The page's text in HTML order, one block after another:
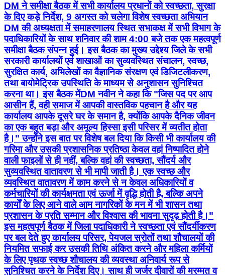
DM ने समीक्षा बैठक में सभी कार्यालय प्रधानों को स्वच्छता, सुरक्षा
के दिए कड़े निर्देश, 9 अगस्त को चलेगा विशेष स्वच्छता अभियान
DM की अध्यक्षता में समाहरणालय स्थित सभाकक्ष में सभी विभाग के
पदाधिकारियों के साथ शनिवार की शाम 4:00 बजे तक एक महत्वपूर्ण
समीक्षा बैठक संपन्न हुई। इस बैठक का मुख्य उद्देश्य जिले के सभी
सरकारी कार्यालयों एवं शाखाओं का सुव्यवस्थित संचालन, स्वच्छ,
सुरक्षित कार्य, अभिलेखों का वैज्ञानिक संरक्षण एवं डिजिटलीकरण,
तथा बायोमेट्रिक उपस्थिति के माध्यम से अनुशासन सुनिश्चित
करना था। इस बैठक मेंDM नवीन ने कहा कि "जिस पद पर आप
आसीन हैं, वही समाज में आपकी वास्तविक पहचान है और यह
कार्यालय आपके दूसरे घर के समान है, क्योंकि आपके दैनिक जीवन
का एक बहुत बड़ा और अमूल्य हिस्सा इसी परिसर में व्यतीत होता
है।" उन्होंने इस बात पर विशेष बल दिया कि किसी भी कार्यालय की
गरिमा और उसकी प्रशासनिक प्रतिष्ठा केवल वहां निष्पादित होने
वाली फाइलों से ही नहीं, बल्कि वहां की स्वच्छता, सौंदर्य और
सुव्यवस्थित वातावरण से भी मापी जाती है। एक स्वच्छ और
व्यवस्थित वातावरण में काम करने से न केवल अधिकारियों व
कर्मचारियों की कार्यक्षमता एवं ऊर्जा में वृद्धि होती है, बल्कि अपने
कार्यों के लिए आने वाले आम नागरिकों के मन में भी शासन तथा
प्रशासन के प्रति सम्मान और विश्वास की भावना सुदृढ़ होती है।"
इस महत्वपूर्ण बैठक में जिला पदाधिकारी ने स्वच्छता एवं सौंदर्यीकरण
पर बल देते हुए कार्यालय परिसर, पेयजल स्रोतों तथा शौचालयों की
नियमित सफाई कर उसकी तिथि अंकित करने और महिला कर्मियों
के लिए पृथक स्वच्छ शौचालय की व्यवस्था अनिवार्य रूप से
सुनिश्चित करने के निर्देश दिए। साथ ही जर्जर दीवारों की मरम्मत व